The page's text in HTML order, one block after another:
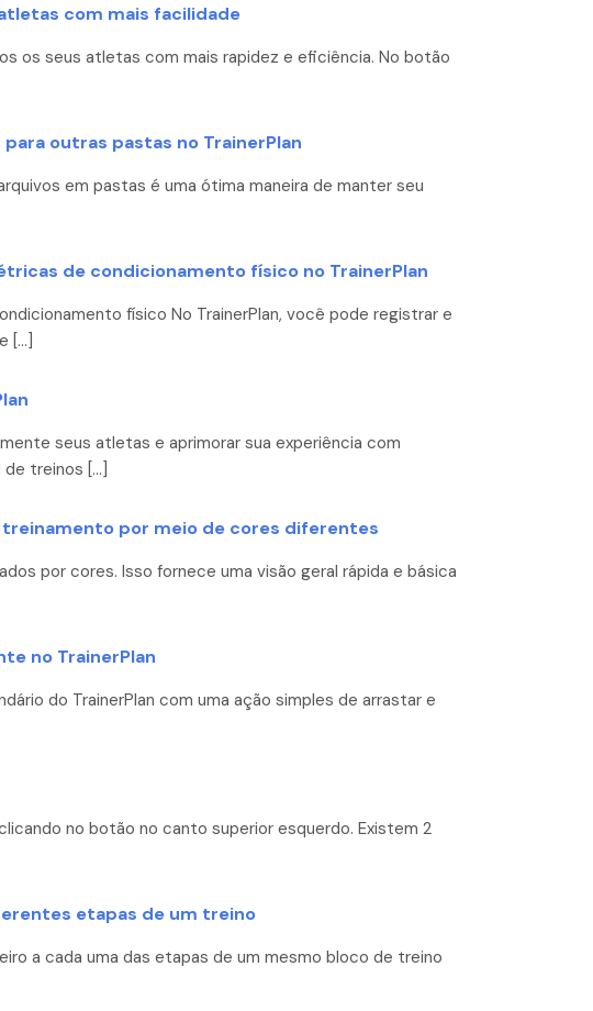
com mais facilidade
os seus atletas com mais rapidez e eficiência. No botão
outras pastas no TrainerPlan
em pastas é uma ótima maneira de manter seu
de condicionamento físico no TrainerPlan
físico No TrainerPlan, você pode registrar e
[…]
seus atletas e aprimorar sua experiência com
de treinos […]
por meio de cores diferentes
por cores. Isso fornece uma visão geral rápida e básica
no TrainerPlan
do TrainerPlan com uma ação simples de arrastar e
no botão no canto superior esquerdo. Existem 2
etapas de um treino
a cada uma das etapas de um mesmo bloco de treino